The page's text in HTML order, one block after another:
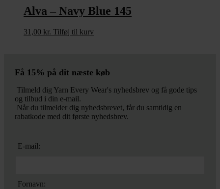
Alva – Navy Blue 145
31,00 kr. Tilføj til kurv
Få 15% på dit næste køb
Tilmeld dig Yarn Every Wear's nyhedsbrev og få gode tips
og tilbud i din e-mail.
Når du tilmelder dig nyhedsbrevet, får du samtidig en
rabatkode med dit første nyhedsbrev.
E-mail:
Fornavn: